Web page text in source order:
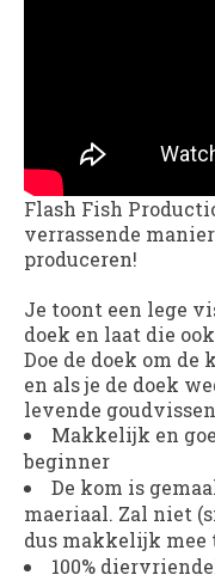
Flash Fish
verrassende
produceren!
Je toont een lege
doek en laat die
Doe de doek om de
en als je de doek
levende
Makkelijk en
beginner
De kom is
maeriaal. Zal niet
dus makkelijk mee
100%